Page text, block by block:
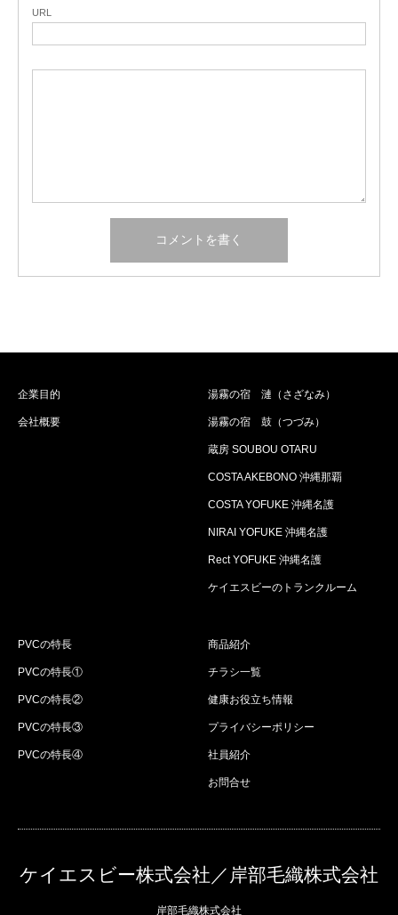
URL
企業目的
会社概要
湯霧の宿 漣（さざなみ）
湯霧の宿 鼓（つづみ）
蔵房 SOUBOU OTARU
COSTA AKEBONO 沖縄那覇
COSTA YOFUKE 沖縄名護
NIRAI YOFUKE 沖縄名護
Rect YOFUKE 沖縄名護
ケイエスビーのトランクルーム
PVCの特長
PVCの特長①
PVCの特長②
PVCの特長③
PVCの特長④
商品紹介
チラシ一覧
健康お役立ち情報
プライバシーポリシー
社員紹介
お問合せ
ケイエスビー株式会社／岸部毛織株式会社
岸部毛織株式会社